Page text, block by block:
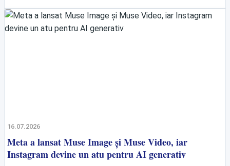
16.07.2026
Meta a lansat Muse Image și Muse Video, iar
Instagram devine un atu pentru AI generativ